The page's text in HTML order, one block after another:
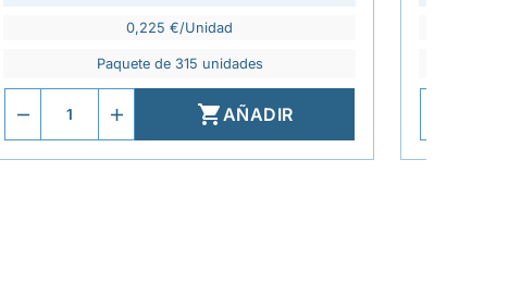
0,225 €/Unidad
Paquete de 315 unidades
AÑADIR